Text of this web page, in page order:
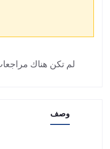
لم تكن هناك
وصف